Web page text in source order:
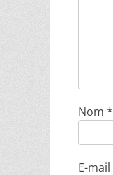
Nom *
E-mail